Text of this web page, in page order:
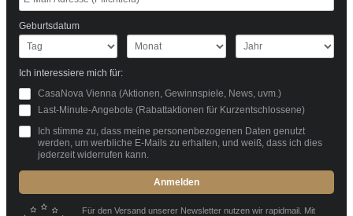
Geburtsdatum
Ich interessiere mich für:
CasaNova Vienna (Aktionen, Gewinnspiele, News, uvm.)
Last-Minute-Angebote (Rabattaktionen für Kurzentschlossene)
Ich stimme zu, dass meine personenbezogenen Daten genutzt
werden, um werbliche E-Mails zu erhalten, und weiß, dass ich dies
jederzeit widerrufen kann.
Anmelden
Für den Versand unserer Newsletter nutzen wir rapidmail. Mit